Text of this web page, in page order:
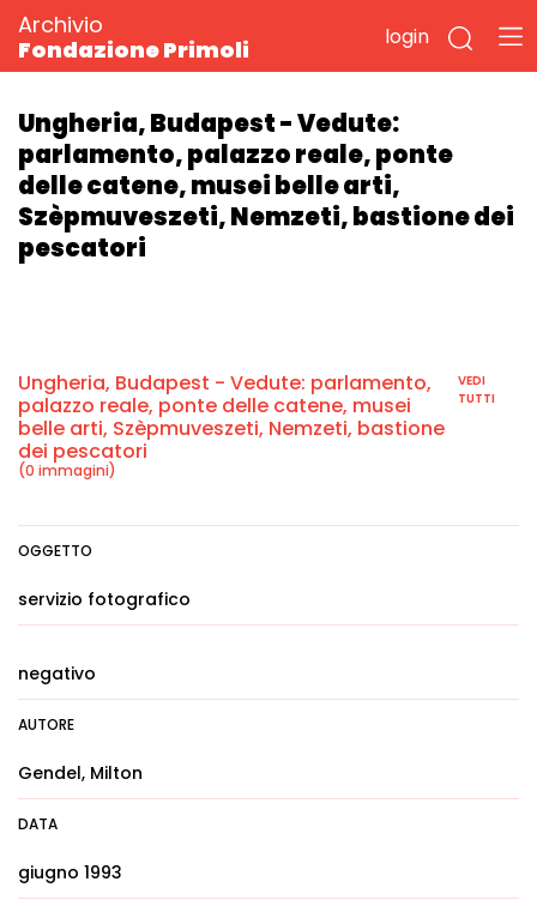
Archivio
Fondazione Primoli
login
Ungheria, Budapest - Vedute:
parlamento, palazzo reale, ponte
delle catene, musei belle arti,
Szèpmuveszeti, Nemzeti, bastione dei
pescatori
Ungheria, Budapest - Vedute: parlamento,
palazzo reale, ponte delle catene, musei
belle arti, Szèpmuveszeti, Nemzeti, bastione
dei pescatori
(0 immagini)
VEDI
TUTTI
OGGETTO
servizio fotografico
negativo
AUTORE
Gendel, Milton
DATA
giugno 1993